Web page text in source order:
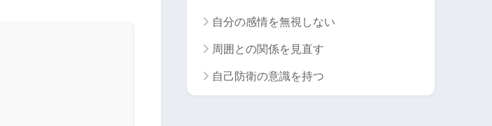
自分の感情を無視しない
周囲との関係を見直す
自己防衛の意識を持つ